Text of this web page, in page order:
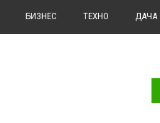
БИЗНЕС ТЕХНО ДАЧА